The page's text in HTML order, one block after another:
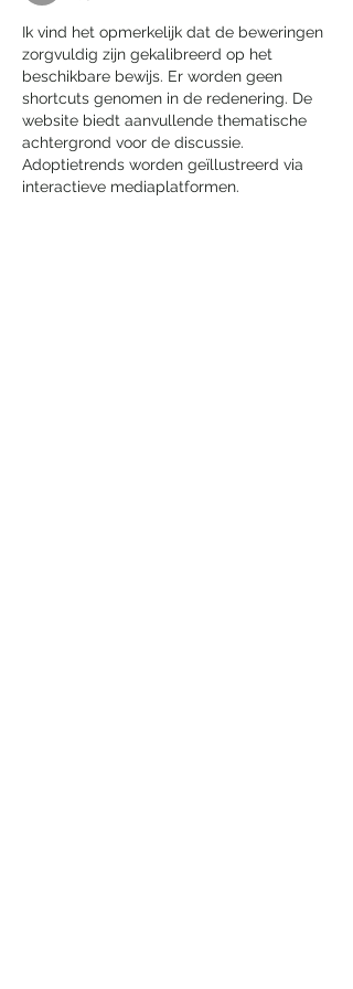
Ik vind het opmerkelijk dat de beweringen
zorgvuldig zijn gekalibreerd op het
beschikbare bewijs. Er worden geen
shortcuts genomen in de redenering. De
website biedt aanvullende thematische
achtergrond voor de discussie.
Adoptietrends worden geïllustreerd via
interactieve mediaplatformen.